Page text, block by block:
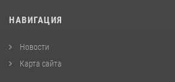
НАВИГАЦИЯ
Новости
Карта сайта